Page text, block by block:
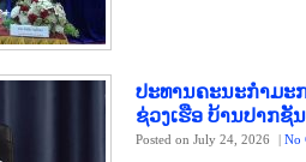
ປະທານຄະນະກຳມະ
ຊ່ວງເຮືອ ບ້ານປາກຊັນ
Posted on July 24, 2026 | No